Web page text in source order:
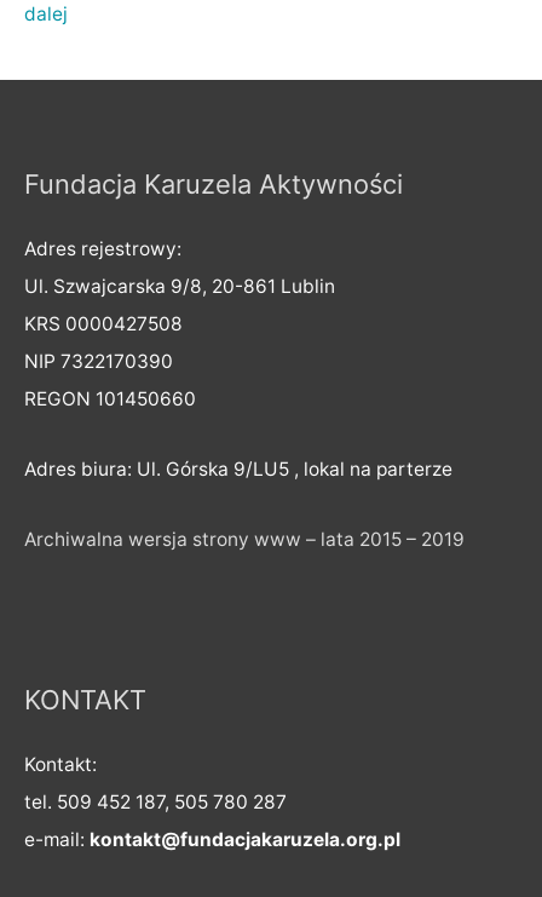
dalej
Fundacja Karuzela Aktywności
Adres rejestrowy:
Ul. Szwajcarska 9/8, 20-861 Lublin
KRS 0000427508
NIP 7322170390
REGON 101450660
Adres biura: Ul. Górska 9/LU5 , lokal na parterze
Archiwalna wersja strony www – lata 2015 – 2019
KONTAKT
Kontakt:
tel. 509 452 187, 505 780 287
e-mail: kontakt@fundacjakaruzela.org.pl